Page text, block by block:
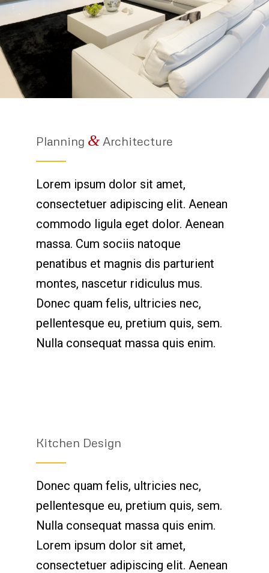
Planning & Architecture
Lorem ipsum dolor sit amet,
consectetuer adipiscing elit. Aenean
commodo ligula eget dolor. Aenean
massa. Cum sociis natoque
penatibus et magnis dis parturient
montes, nascetur ridiculus mus.
Donec quam felis, ultricies nec,
pellentesque eu, pretium quis, sem.
Nulla consequat massa quis enim.
Kitchen Design
Donec quam felis, ultricies nec,
pellentesque eu, pretium quis, sem.
Nulla consequat massa quis enim.
Lorem ipsum dolor sit amet,
consectetuer adipiscing elit. Aenean